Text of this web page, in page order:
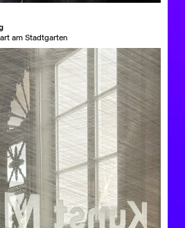
am Stadtgarten